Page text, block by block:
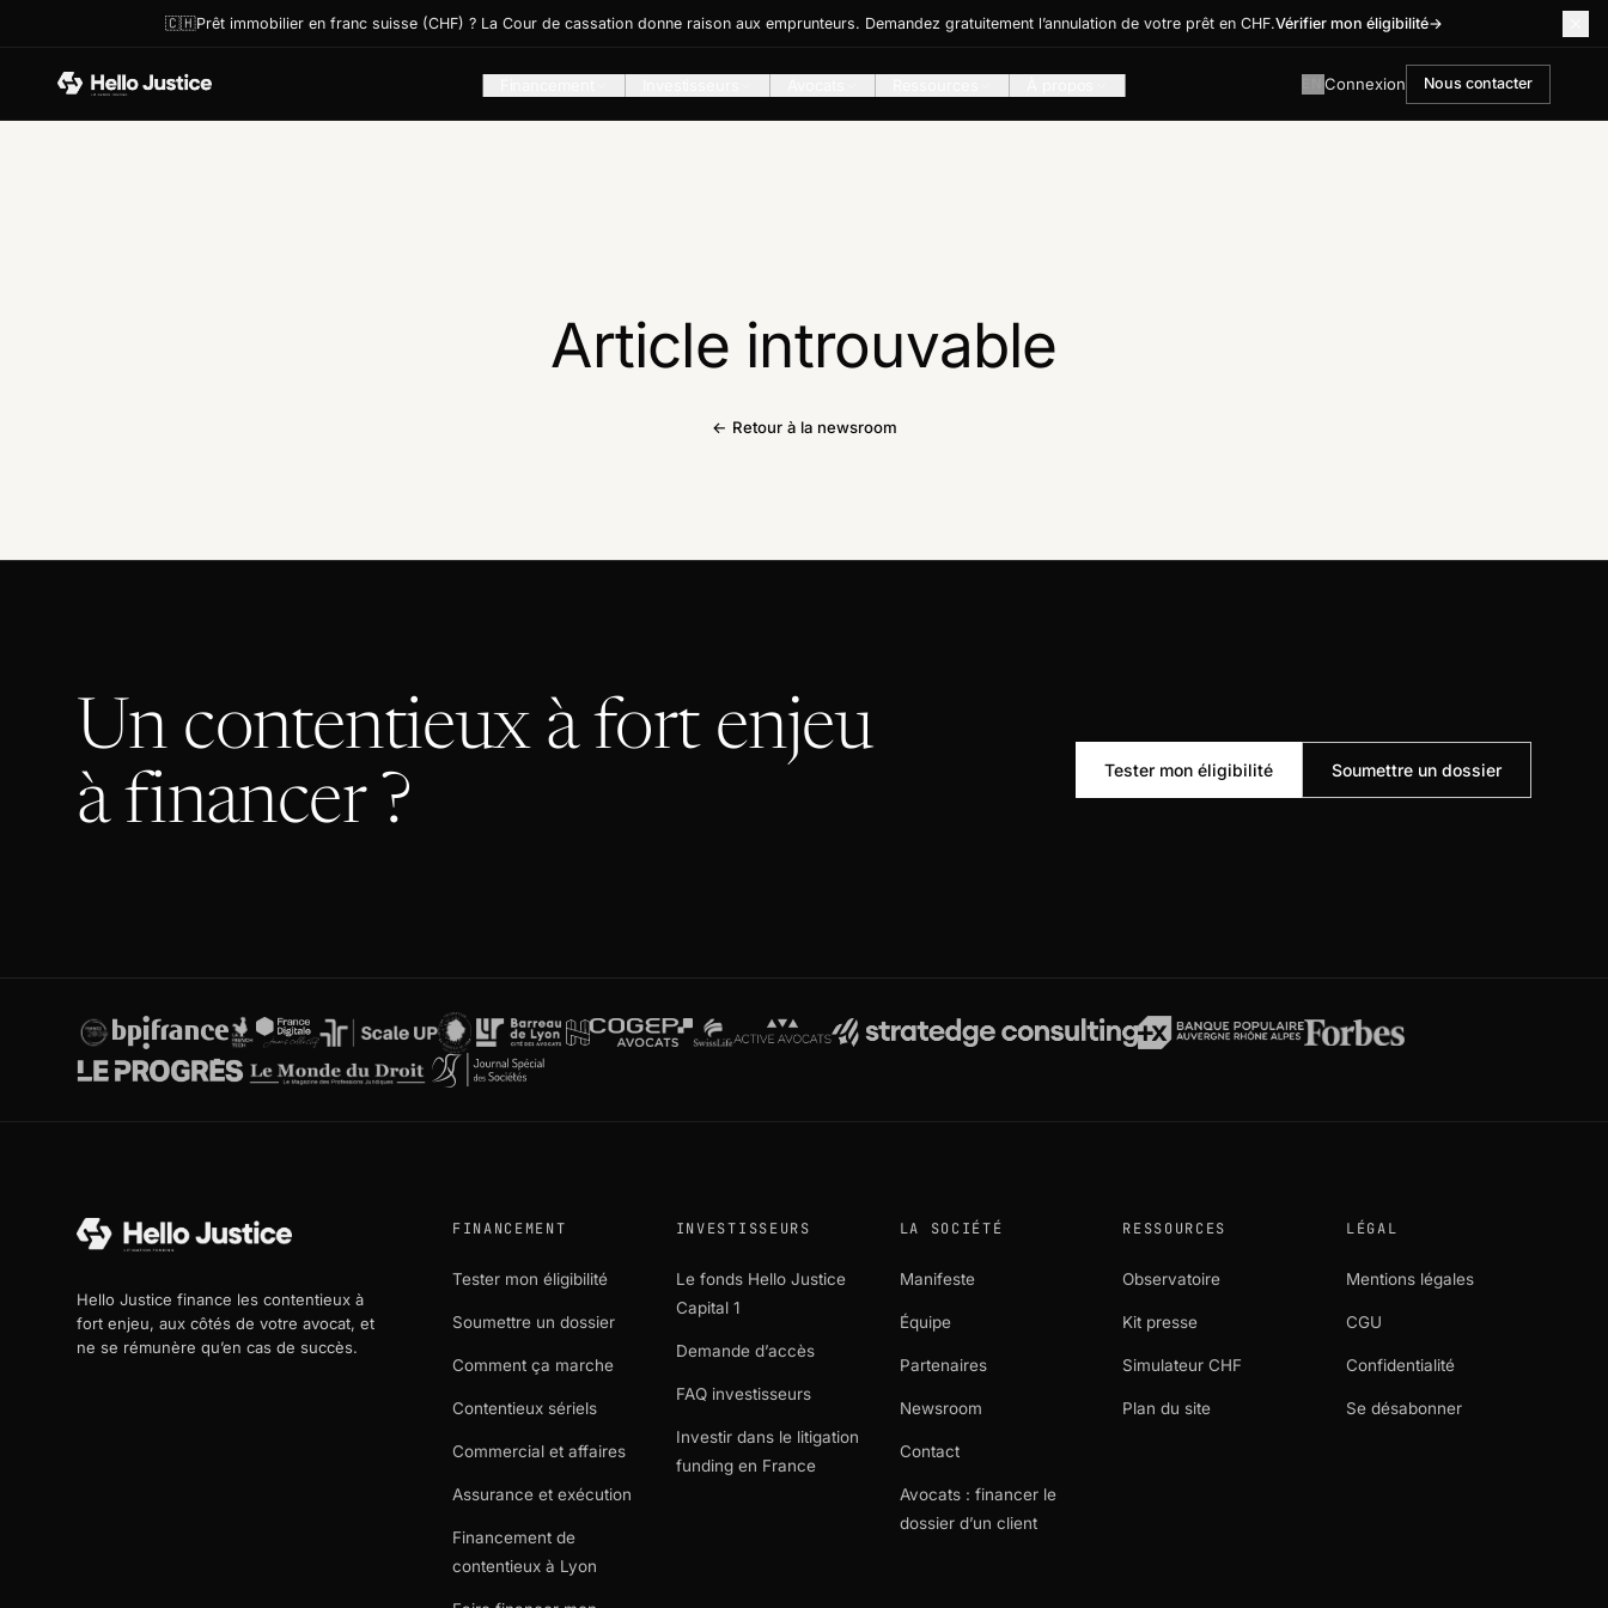
🇨🇭Prêt immobilier en franc suisse (CHF) ? La Cour de cassation donne raison aux emprunteurs. Demandez gratuitement l’annulation de votre prêt en CHF.Vérifier mon éligibilité→
Connexion Nous contacter
Article introuvable
← Retour à la newsroom
Un contentieux à fort enjeu
à financer ?
Tester mon éligibilité Soumettre un dossier
Hello Justice finance les contentieux à
fort enjeu, aux côtés de votre avocat, et
ne se rémunère qu’en cas de succès.
FINANCEMENT
Tester mon éligibilité
Soumettre un dossier
Comment ça marche
Contentieux sériels
Commercial et affaires
Assurance et exécution
Financement de
contentieux à Lyon
INVESTISSEURS
Le fonds Hello Justice
Capital 1
Demande d’accès
FAQ investisseurs
Investir dans le litigation
funding en France
LA SOCIÉTÉ
Manifeste
Équipe
Partenaires
Newsroom
Contact
Avocats : financer le
dossier d’un client
RESSOURCES
Observatoire
Kit presse
Simulateur CHF
Plan du site
LÉGAL
Mentions légales
CGU
Confidentialité
Se désabonner